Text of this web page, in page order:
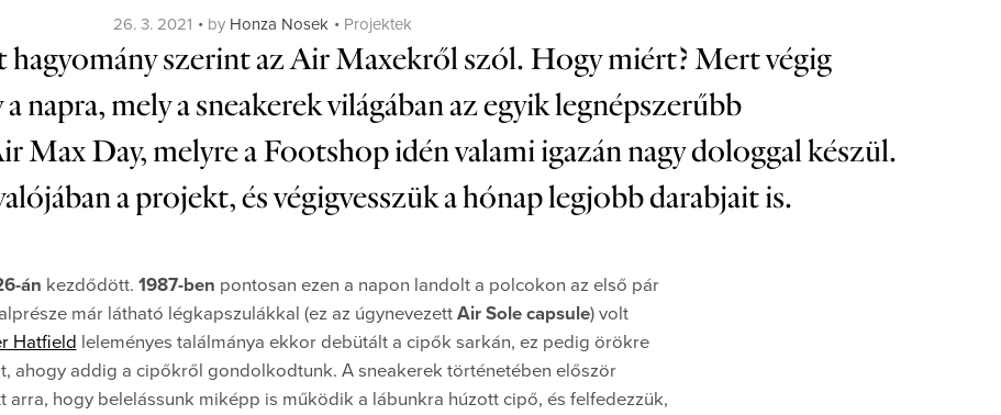
Posted
on
26. 3. 2021 by Honza Nosek Categories
Projektek
hagyomány szerint az Air Maxekről szól. Hogy miért? Mert végig
napra, mely a sneakerek világában az egyik legnépszerűbb
Max Day, melyre a Footshop idén valami igazán nagy dologgal készül.
a projekt, és végigvesszük a hónap legjobb darabjait is.
án kezdődött. 1987-ben pontosan ezen a napon landolt a polcokon az első pár
már látható légkapszulákkal (ez az úgynevezett Air Sole capsule) volt
Hatfield leleményes találmánya ekkor debütált a cipők sarkán, ez pedig örökre
ahogy addig a cipőkről gondolkodtunk. A sneakerek történetében először
arra, hogy belelássunk miképp is működik a lábunkra húzott cipő, és felfedezzük,